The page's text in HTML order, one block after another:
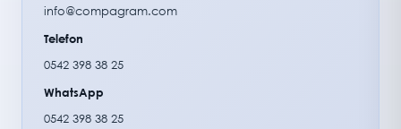
info@compagram.com
Telefon
0542 398 38 25
WhatsApp
0542 398 38 25